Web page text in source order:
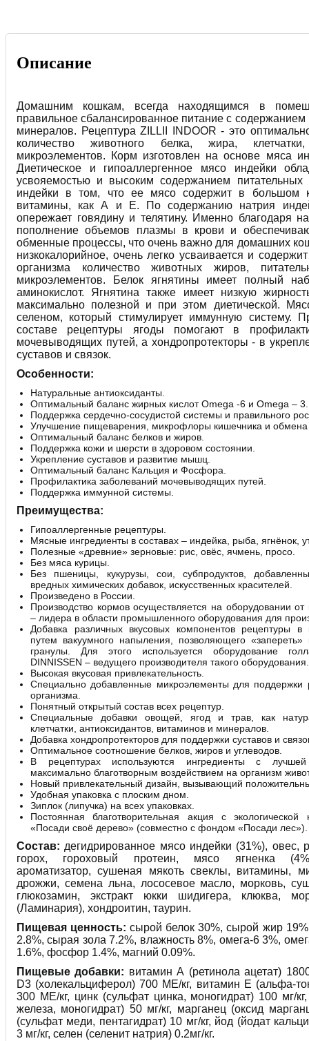
Описание
Домашним кошкам, всегда находящимся в
правильное сбалансированное питание с содержанием
минералов. Рецептура ZILLII INDOOR - это
количество животного белка, жира,
микроэлементов. Корм изготовлен на основе мяса
Диетическое и гипоаллергенное мясо индейки
усвояемостью и высоким содержанием питательных
индейки в том, что ее мясо содержит в большом
витамины, как А и Е. По содержанию натрия
опережает говядину и телятину. Именно благодаря
пополнение объемов плазмы в крови и
обменные процессы, что очень важно для домашних
низкокалорийное, очень легко усваивается и
организма количество животных жиров,
микроэлементов. Белок ягнятины имеет полный
аминокислот. Ягнятина также имеет низкую
максимально полезной и при этом диетической.
селеном, который стимулирует иммунную систему.
составе рецептуры ягоды помогают в
мочевыводящих путей, а хондропротекторы - в
суставов и связок.
Особенности:
Натуральные антиоксиданты.
Оптимальный баланс жирных кислот Omega -6 и Omega – 3.
Поддержка сердечно-сосудистой системы и правильного
Улучшение пищеварения, микрофлоры кишечника и обмена
Оптимальный баланс белков и жиров.
Поддержка кожи и шерсти в здоровом состоянии.
Укрепление суставов и развитие мышц.
Оптимальный баланс Кальция и Фосфора.
Профилактика заболеваний мочевыводящих путей.
Поддержка иммунной системы.
Преимущества:
Гипоаллергенные рецептуры.
Мясные ингредиенты в составах – индейка, рыба, ягнёнок,
Полезные «древние» зерновые: рис, овёс, ячмень, просо.
Без мяса курицы.
Без пшеницы, кукурузы, сои, субпродуктов,
вредных химических добавок, искусственных красителей.
Произведено в России.
Производство кормов осуществляется на оборудовании
– лидера в области промышленного оборудования для
Добавка различных вкусовых компонентов рецептуры в
путем вакуумного напыления, позволяющего «запереть»
гранулы. Для этого используется оборудование
DINNISSEN – ведущего производителя такого оборудования.
Высокая вкусовая привлекательность.
Специально добавленные микроэлементы для поддержки
организма.
Понятный открытый состав всех рецептур.
Специальные добавки овощей, ягод и трав, как
клетчатки, антиоксидантов, витаминов и минералов.
Добавка хондропротекторов для поддержки суставов и
Оптимальное соотношение белков, жиров и углеводов.
В рецептурах используются ингредиенты с
максимально благотворным воздействием на организм
Новый привлекательный дизайн, вызывающий
Удобная упаковка с плоским дном.
Зиплок (липучка) на всех упаковках.
Постоянная благотворительная акция с экологической
«Посади своё дерево» (совместно с фондом «Посади лес»).
Состав: дегидрированное мясо индейки (31%), овес,
горох, гороховый протеин, мясо ягненка
ароматизатор, сушеная мякоть свеклы, витамины,
дрожжи, семена льна, лососевое масло, морковь,
глюкозамин, экстракт юкки шидигера, клюква,
(Ламинария), хондроитин, таурин.
Пищевая ценность: сырой белок 30%, сырой жир
2.8%, сырая зола 7.2%, влажность 8%, омега-6 3%,
1.6%, фосфор 1.4%, магний 0.09%.
Пищевые добавки: витамин А (ретинола ацетат)
D3 (холекальциферол) 700 МЕ/кг, витамин Е (альфа-
300 МЕ/кг, цинк (сульфат цинка, моногидрат) 100 мг/
железа, моногидрат) 50 мг/кг, марганец (оксид
(сульфат меди, пентагидрат) 10 мг/кг, йод (йодат
3 мг/кг, селен (селенит натрия) 0.2мг/кг.